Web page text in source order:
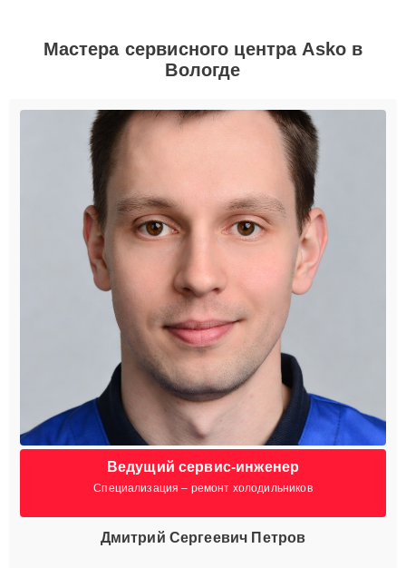
Мастера сервисного центра Asko в
Вологде
Ведущий сервис-инженер
Специализация – ремонт холодильников
Дмитрий Сергеевич Петров